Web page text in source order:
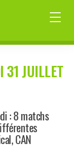
31 JUILLET
: 8 matchs
CAN